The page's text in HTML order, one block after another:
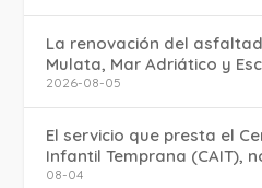
La renovación del
Mulata, Mar Adriático y
2026-08-05
El servicio que presta el
Infantil Temprana (CAIT),
08-04